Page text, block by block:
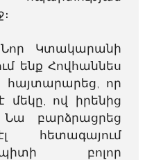
Կտակարանի
ենք Հովհաննես
հայտարարեց, որ
մեկը, ով իրենից
Նա բարձրացրեց
հետագայում
բոլոր